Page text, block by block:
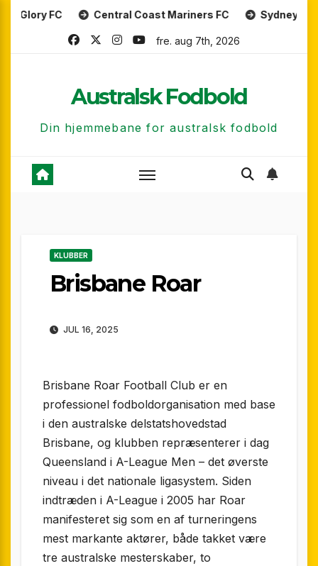
Skip
Central Coast Mariners FC Sydney FC
fre. aug 7th, 2026
Australsk Fodbold
Din hjemmebane for australsk fodbold
KLUBBER
Brisbane Roar
JUL 16, 2025
Brisbane Roar Football Club er en
professionel fodboldorganisation med base
i den australske delstatshovedstad
Brisbane, og klubben repræsenterer i dag
Queensland i A-League Men – det øverste
niveau i det nationale ligasystem. Siden
indtræden i A-League i 2005 har Roar
manifesteret sig som en af turneringens
mest markante aktører, både takket være
tre australske mesterskaber, to